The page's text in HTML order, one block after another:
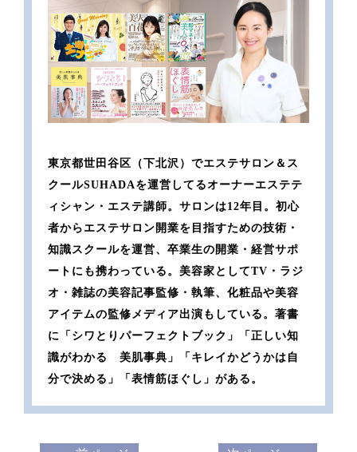
東京都世田谷区（下北沢）でエステサロン＆ス
クールSUHADAを運営してるオーナーエステテ
ィシャン・エステ講師。サロンは12年目。初心
者からエステサロン開業を目指すための技術・
知識スクールを運営、卒業生の開業・経営サポ
ートにも携わっている。美容家としてTV・ラジ
オ・雑誌の美容記事監修・執筆、化粧品や美容
アイテムの監修メディア出演もしている。著書
に「シワとりパーフェクトブック」「正しい知
識がわかる 美肌事典」「キレイかどうかは自
分で決める」「表情筋ほぐし」がある。